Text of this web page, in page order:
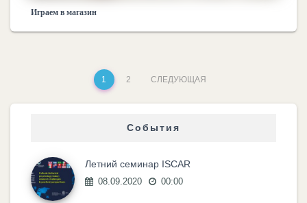
Играем в магазин
1 2 СЛЕДУЮЩАЯ
События
Летний семинар ISCAR
08.09.2020 00:00